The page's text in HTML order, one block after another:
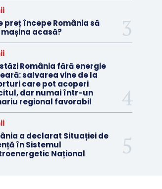
preț începe România să
acasă?
România fără energie
salvarea vine de la
care pot acoperi
dar numai într-un
regional favorabil
a declarat Situației de
în Sistemul
Național